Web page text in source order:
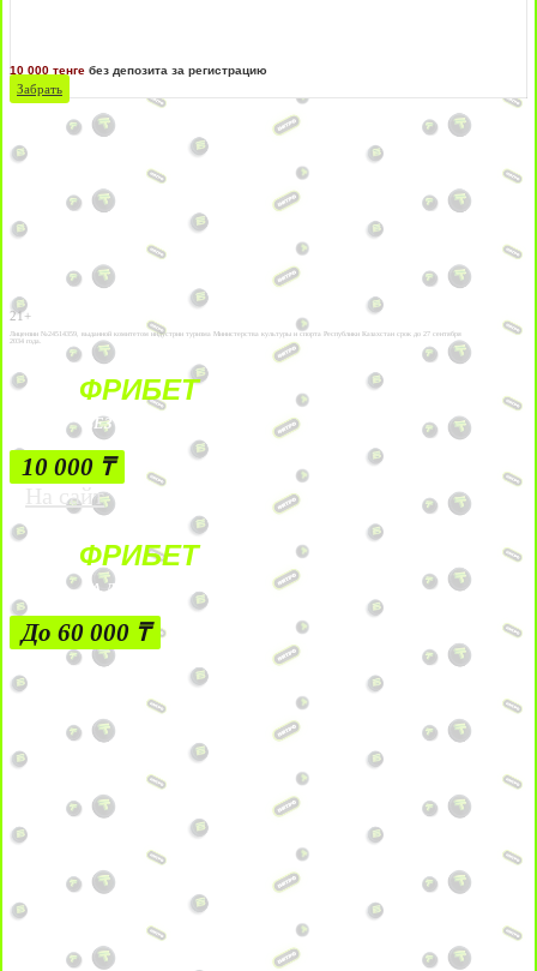
10 000 тенге без депозита за регистрацию
Забрать
21+
Лицензии №24514359, выданной комитетом индустрии туризма Министерства культуры и спорта Республики Казахстан срок до 27 сентября
2034 года.
ФРИБЕТ
БЕЗ УСЛОВИЙ
10 000 ₸
На сайт
ФРИБЕТ
ЗА ДЕПОЗИТЫ
До 60 000 ₸